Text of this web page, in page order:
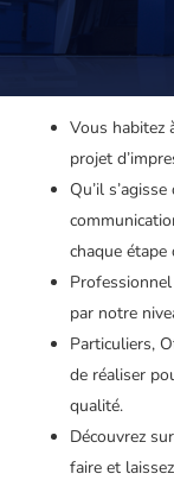
Vous habitez
projet
Qu’il
chaque
par notre
Particuliers,
de réaliser
qualité.
Découvrez
faire et